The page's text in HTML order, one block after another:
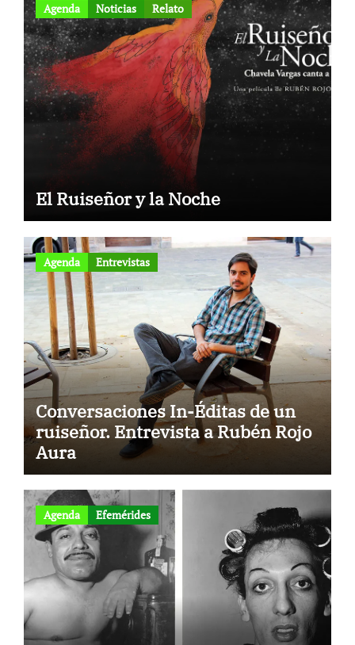
Agenda Noticias Relato
El Ruiseñor y la Noche
Agenda Entrevistas
Conversaciones In-Éditas de un
ruiseñor. Entrevista a Rubén Rojo
Aura
Agenda Efemérides